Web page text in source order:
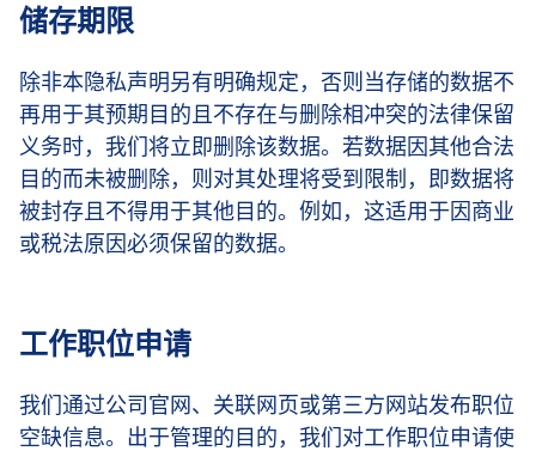
储存期限
除非本隐私声明另有明确规定，否则当存储的数据不
再用于其预期目的且不存在与删除相冲突的法律保留
义务时，我们将立即删除该数据。若数据因其他合法
目的而未被删除，则对其处理将受到限制，即数据将
被封存且不得用于其他目的。例如，这适用于因商业
或税法原因必须保留的数据。
工作职位申请
我们通过公司官网、关联网页或第三方网站发布职位
空缺信息。出于管理的目的，我们对工作职位申请使